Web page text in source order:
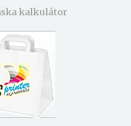
kalkulátor